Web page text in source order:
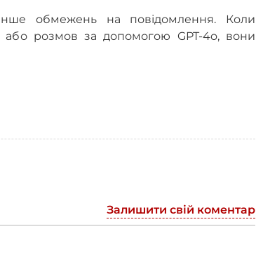
обмежень на повідомлення. Коли
або розмов за допомогою GPT-4o, вони
Залишити свій коментар